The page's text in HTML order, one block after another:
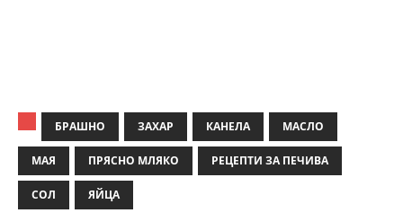
БРАШНО ЗАХАР КАНЕЛА МАСЛО
МАЯ ПРЯСНО МЛЯКО РЕЦЕПТИ ЗА ПЕЧИВА
СОЛ ЯЙЦА